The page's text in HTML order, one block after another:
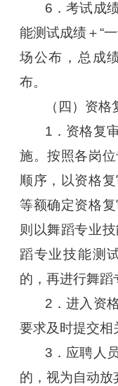
6．考试成
能测试成绩＋“
场公布，总成
布。
（四）资格
1．资格复
施。按照各岗
顺序，以资格
等额确定资格
则以舞蹈专业
蹈专业技能测
的，再进行舞蹈
2．进入资
要求及时提交相
3．应聘人
的，视为自动放